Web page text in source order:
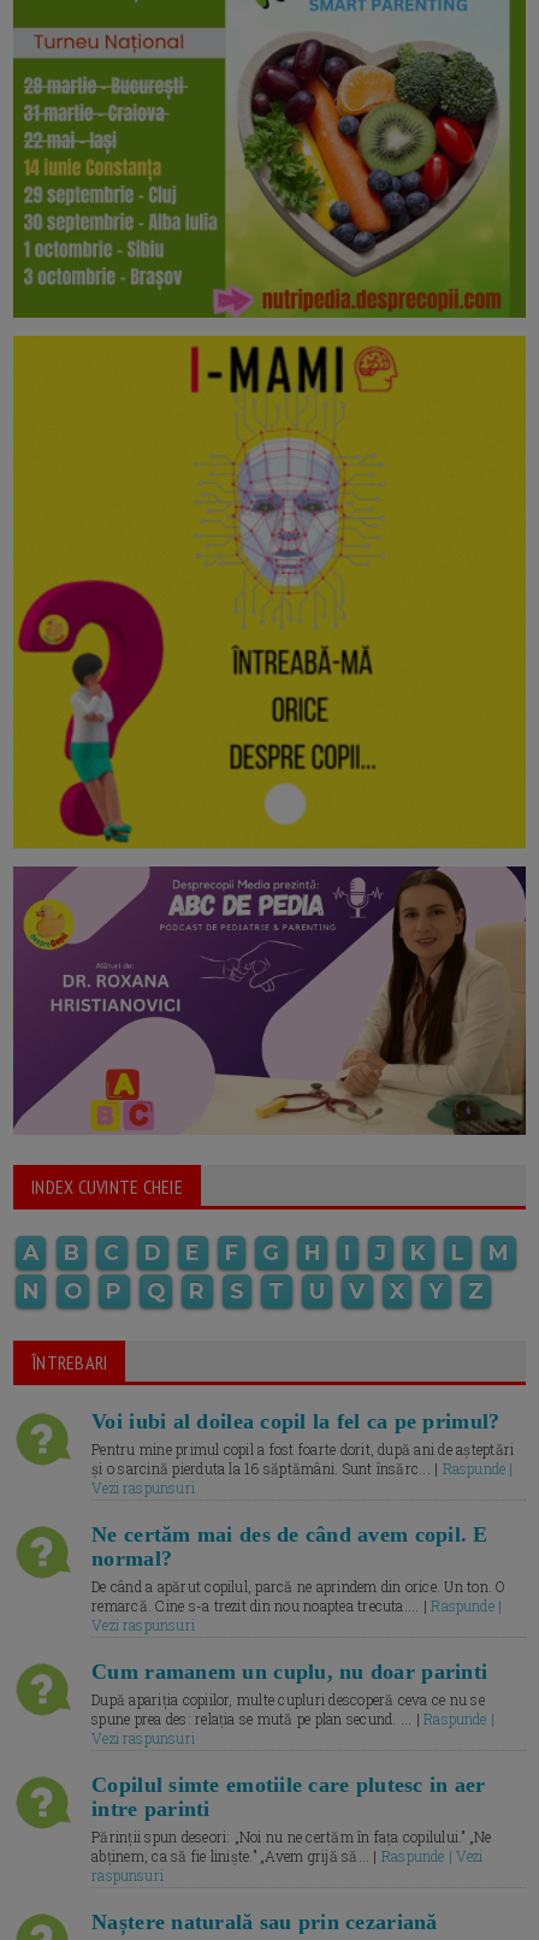
INDEX CUVINTE CHEIE
A B C D E F G H I J K L
M
N
O P Q R S T U V X Y Z
ÎNTREBARI
Voi iubi al doilea copil la fel ca pe primul?
Pentru mine primul copil a fost foarte dorit, după ani de așteptări
și o sarcină pierduta la 16 săptămâni. Sunt însărc... | Raspunde |
Vezi raspunsuri
Ne certăm mai des de când avem copil. E
normal?
De când a apărut copilul, parcă ne aprindem din orice. Un ton. O
remarcă. Cine s-a trezit din nou noaptea trecuta.... |Raspunde |
Vezi raspunsuri
Cum ramanem un cuplu, nu doar parinti
După apariția copiilor, multe cupluri descoperă ceva ce nu se
spune prea des: relația se mută pe plan secund. ... |Raspunde |
Vezi raspunsuri
Copilul simte emotiile care plutesc in aer
intre parinti
Părinții spun deseori: „Noi nu ne certăm în fața copilului.” „Ne
abținem, ca să fie liniște.” „Avem grijă să... | Raspunde | Vezi
raspunsuri
Naștere naturală sau prin cezariană